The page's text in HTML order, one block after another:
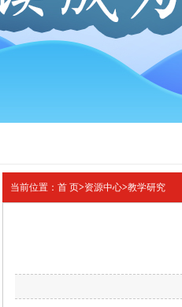
当前位置： 首 页>资源中心>教学研究